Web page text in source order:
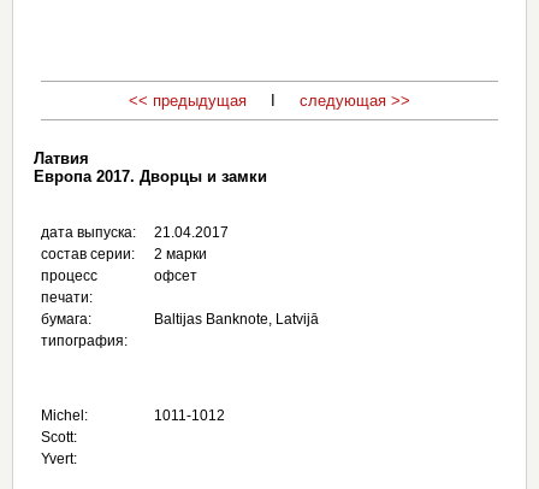
<< предыдущая следующая >>
Латвия
Европа 2017. Дворцы и замки
дата выпуска:
состав серии:
процесс
печати:
бумага:
типография:
21.04.2017
2 марки
офсет
Baltijas Banknote, Latvijā
Michel:
Scott:
Yvert:
1011-1012